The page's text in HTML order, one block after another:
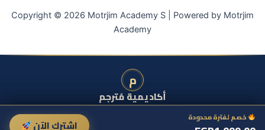
Copyright © 2026 Motrjim Academy S | Powered by Motrjim
Academy
م
أكاديمية مُترجم
الترجمة في عصر الذكاء الاصطناعي
Terms and Conditions
Privacy Policy خصم لفترة محدودة
اشترك الآن